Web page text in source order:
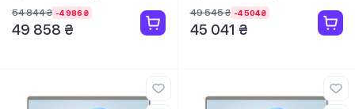
Рожевий
54 844 ₴ -4 986 ₴
49 858 ₴
Рожевий
49 545 ₴ -4 504 ₴
45 041 ₴